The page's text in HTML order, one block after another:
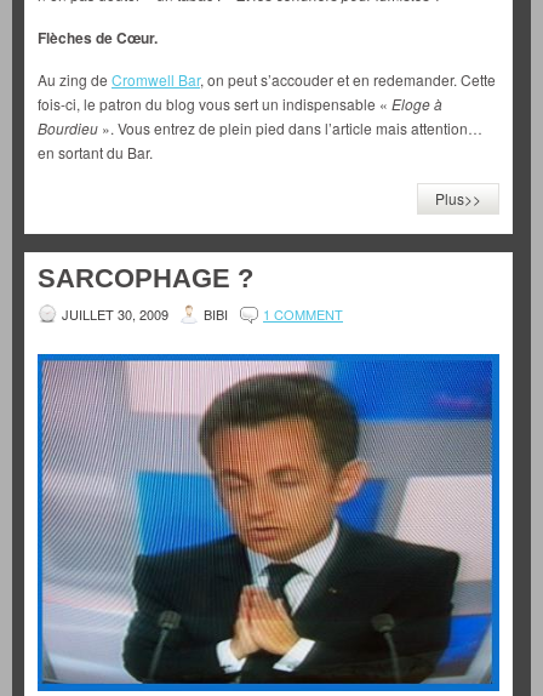
Flèches de Cœur.
Au zing de Cromwell Bar, on peut s’accouder et en redemander. Cette
fois-ci, le patron du blog vous sert un indispensable « Eloge à
Bourdieu ». Vous entrez de plein pied dans l’article mais attention…
en sortant du Bar.
Plus>>
SARCOPHAGE ?
JUILLET 30, 2009 BIBI 1 COMMENT